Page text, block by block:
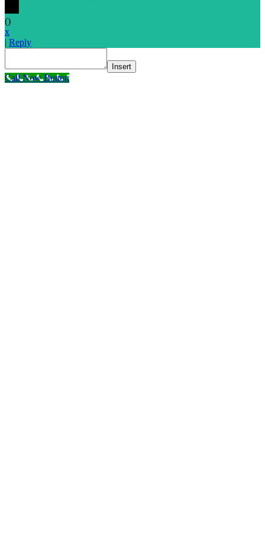
()
x
| Reply
Insert
Call Now Button